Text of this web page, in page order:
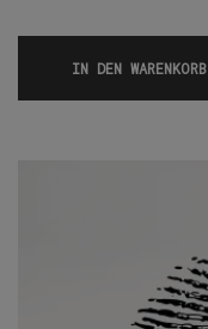
IN DEN WARENKORB